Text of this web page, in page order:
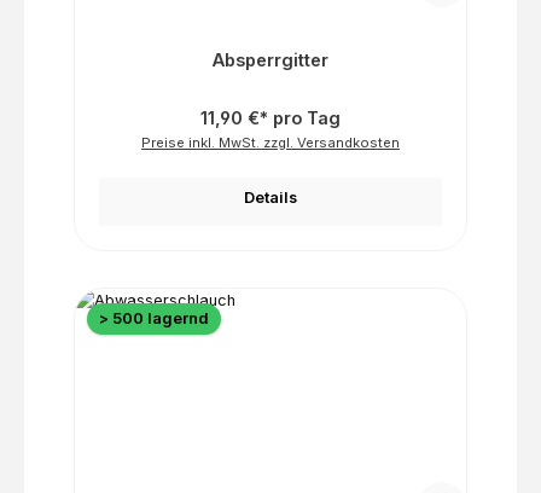
Absperrgitter
11,90 €* pro Tag
Preise inkl. MwSt. zzgl. Versandkosten
Details
> 500 lagernd